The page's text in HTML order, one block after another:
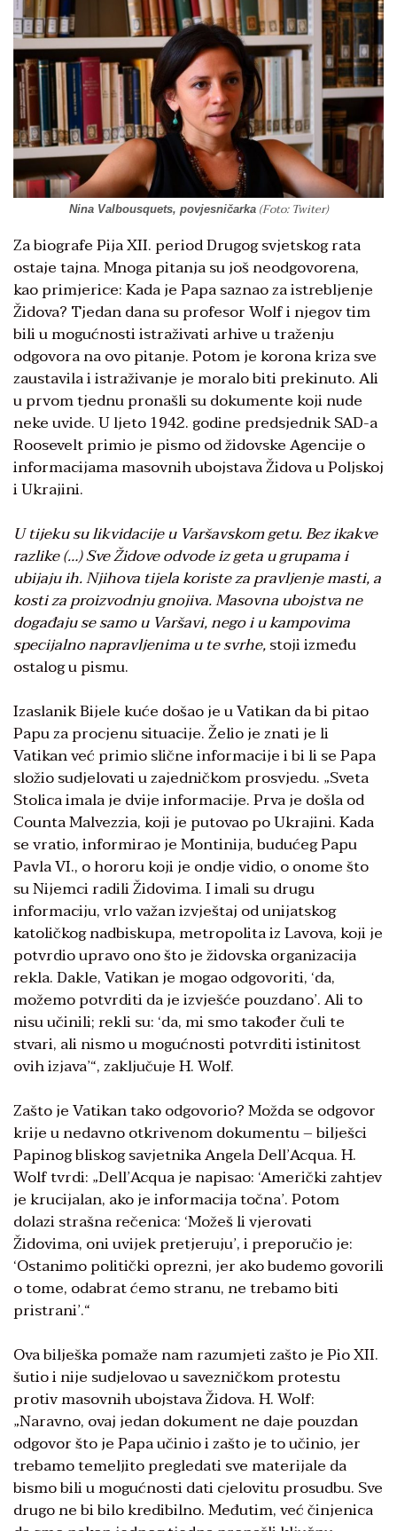
Nina Valbousquets, povjesničarka(Foto: Twiter)
Za biografe Pija XII. period Drugog svjetskog rata
ostaje tajna. Mnoga pitanja su još neodgovorena,
kao primjerice: Kada je Papa saznao za istrebljenje
Židova? Tjedan dana su profesor Wolf i njegov tim
bili u mogućnosti istraživati arhive u traženju
odgovora na ovo pitanje. Potom je korona kriza sve
zaustavila i istraživanje je moralo biti prekinuto. Ali
u prvom tjednu pronašli su dokumente koji nude
neke uvide. U ljeto 1942. godine predsjednik SAD-a
Roosevelt primio je pismo od židovske Agencije o
informacijama masovnih ubojstava Židova u Poljskoj
i Ukrajini.
U tijeku su likvidacije u Varšavskom getu. Bez ikakve
razlike (…) Sve Židove odvode iz geta u grupama i
ubijaju ih. Njihova tijela koriste za pravljenje masti, a
kosti za proizvodnju gnojiva. Masovna ubojstva ne
događaju se samo u Varšavi, nego i u kampovima
specijalno napravljenima u te svrhe,stoji između
ostalog u pismu.
Izaslanik Bijele kuće došao je u Vatikan da bi pitao
Papu za procjenu situacije. Želio je znati je li
Vatikan već primio slične informacije i bi li se Papa
složio sudjelovati u zajedničkom prosvjedu. „Sveta
Stolica imala je dvije informacije. Prva je došla od
Counta Malvezzia, koji je putovao po Ukrajini. Kada
se vratio, informirao je Montinija, budućeg Papu
Pavla VI., o hororu koji je ondje vidio, o onome što
su Nijemci radili Židovima. I imali su drugu
informaciju, vrlo važan izvještaj od unijatskog
katoličkog nadbiskupa, metropolita iz Lavova, koji je
potvrdio upravo ono što je židovska organizacija
rekla. Dakle, Vatikan je mogao odgovoriti, ‘da,
možemo potvrditi da je izvješće pouzdano’. Ali to
nisu učinili; rekli su: ‘da, mi smo također čuli te
stvari, ali nismo u mogućnosti potvrditi istinitost
ovih izjava’“, zaključuje H. Wolf.
Zašto je Vatikan tako odgovorio? Možda se odgovor
krije u nedavno otkrivenom dokumentu – bilješci
Papinog bliskog savjetnika Angela Dell’Acqua. H.
Wolf tvrdi: „Dell’Acqua je napisao: ‘Američki zahtjev
je krucijalan, ako je informacija točna’. Potom
dolazi strašna rečenica: ‘Možeš li vjerovati
Židovima, oni uvijek pretjeruju’, i preporučio je:
‘Ostanimo politički oprezni, jer ako budemo govorili
o tome, odabrat ćemo stranu, ne trebamo biti
pristrani’.“
Ova bilješka pomaže nam razumjeti zašto je Pio XII.
šutio i nije sudjelovao u savezničkom protestu
protiv masovnih ubojstava Židova. H. Wolf:
„Naravno, ovaj jedan dokument ne daje pouzdan
odgovor što je Papa učinio i zašto je to učinio, jer
trebamo temeljito pregledati sve materijale da
bismo bili u mogućnosti dati cjelovitu prosudbu. Sve
drugo ne bi bilo kredibilno. Međutim, već činjenica